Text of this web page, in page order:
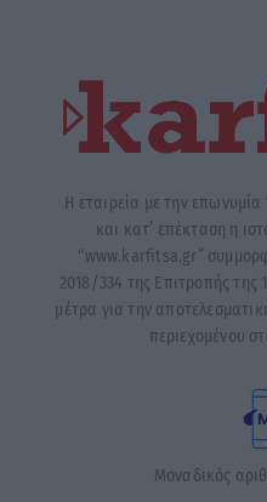
Η εταιρεία με την επωνυμία
και κατ’ επέκταση η
“www.karfitsa.gr”
2018/334 της Επιτροπής της
μέτρα για την
περιεχομένου
Μοναδικός